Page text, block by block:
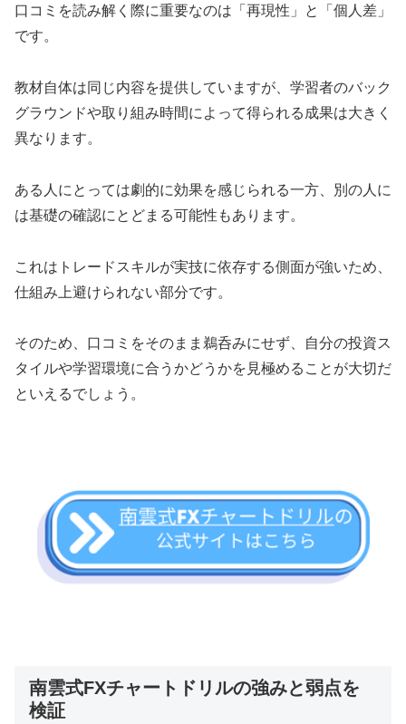
口コミを読み解く際に重要なのは「再現性」と「個人差」
です。
教材自体は同じ内容を提供していますが、学習者のバック
グラウンドや取り組み時間によって得られる成果は大きく
異なります。
ある人にとっては劇的に効果を感じられる一方、別の人に
は基礎の確認にとどまる可能性もあります。
これはトレードスキルが実技に依存する側面が強いため、
仕組み上避けられない部分です。
そのため、口コミをそのまま鵜呑みにせず、自分の投資ス
タイルや学習環境に合うかどうかを見極めることが大切だ
といえるでしょう。
南雲式FXチャートドリルの強みと弱点を
検証